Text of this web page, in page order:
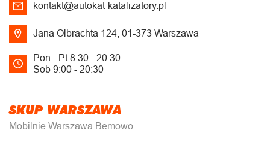
kontakt@autokat-katalizatory.pl
Jana Olbrachta 124, 01-373 Warszawa
Pon - Pt 8:30 - 20:30
Sob 9:00 - 20:30
SKUP WARSZAWA
Mobilnie Warszawa Bemowo